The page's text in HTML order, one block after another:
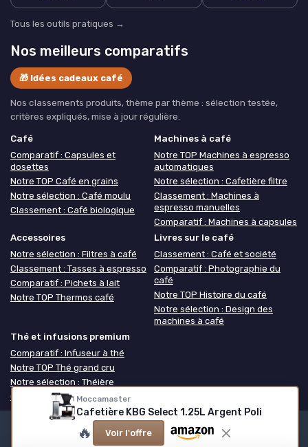
Moccamaster
Cafetière KBG Select 1.25L Argent Poli
🔥 Voir l'offre
Tous les outils pratiques →
Nos meilleurs comparatifs
🎁 Idées cadeaux café
Nos classements produits, thème par thème : sélection testée,
critères expliqués, mise à jour régulière.
Café
Comparatif : Capsules et
dosettes
Notre TOP Café en grains
Notre sélection : Café moulu
Classement : Café biologique
Machines à café
Notre TOP Machines à espresso
automatiques
Notre sélection : Cafetière filtre
Classement : Machines à
espresso manuelles
Comparatif : Machines à capsules
Accessoires
Notre sélection : Filtres à café
Classement : Tasses à espresso
Comparatif : Pichets à lait
Notre TOP Thermos café
Livres sur le café
Classement : Café et société
Comparatif : Photographie du
café
Notre TOP Histoire du café
Notre sélection : Design des
machines à café
Thé et infusions premium
Comparatif : Infuseur à thé
Notre TOP Thé grand cru
Notre sélection : Théière
Classement : Coffret thé
Mentions légales Politique de confidentialité